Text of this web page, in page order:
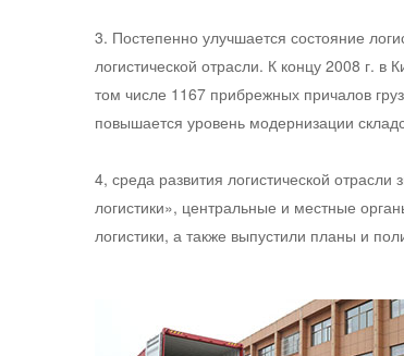
3. Постепенно улучшается состояние
логистической отрасли. К концу 2008 г.
том числе 1167 прибрежных причалов
повышается уровень модернизации
4, среда развития логистической
логистики», центральные и местные
логистики, а также выпустили планы и